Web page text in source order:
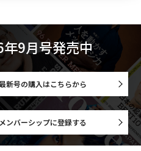
9月号発売中
新号の購入はこちらから
メンバーシップに登録する